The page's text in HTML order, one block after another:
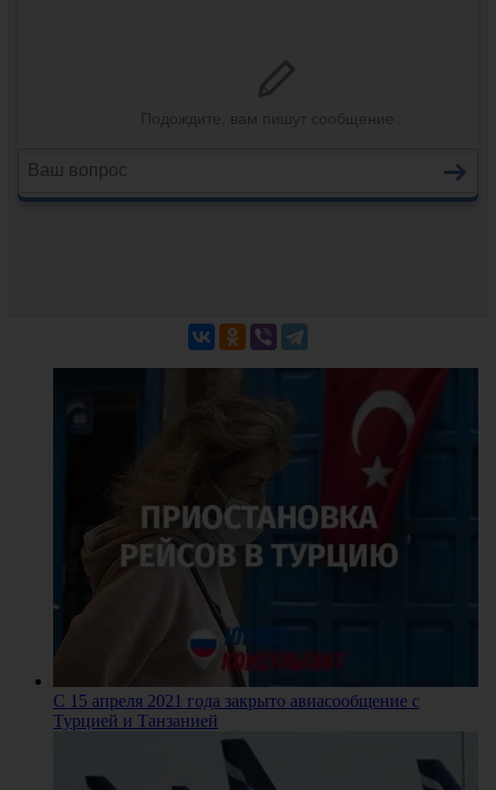
С 15 апреля 2021 года закрыто авиасообщение с
Турцией и Танзанией